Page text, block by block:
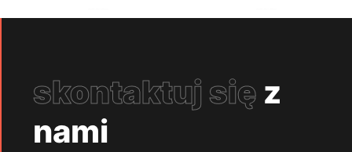
skontaktuj się z
nami